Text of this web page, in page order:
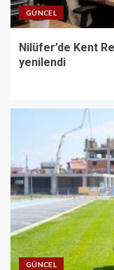
GÜNCEL
Nilüfer’de Kent
yenilendi
GÜNCEL